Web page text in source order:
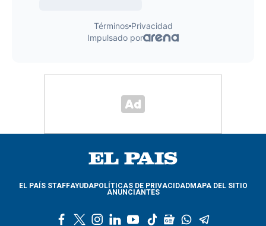
EL PAÍS STAFFAYUDAPOLÍTICAS DE PRIVACIDADMAPA DEL SITIO
ANUNCIANTES
l
y
t
g
w